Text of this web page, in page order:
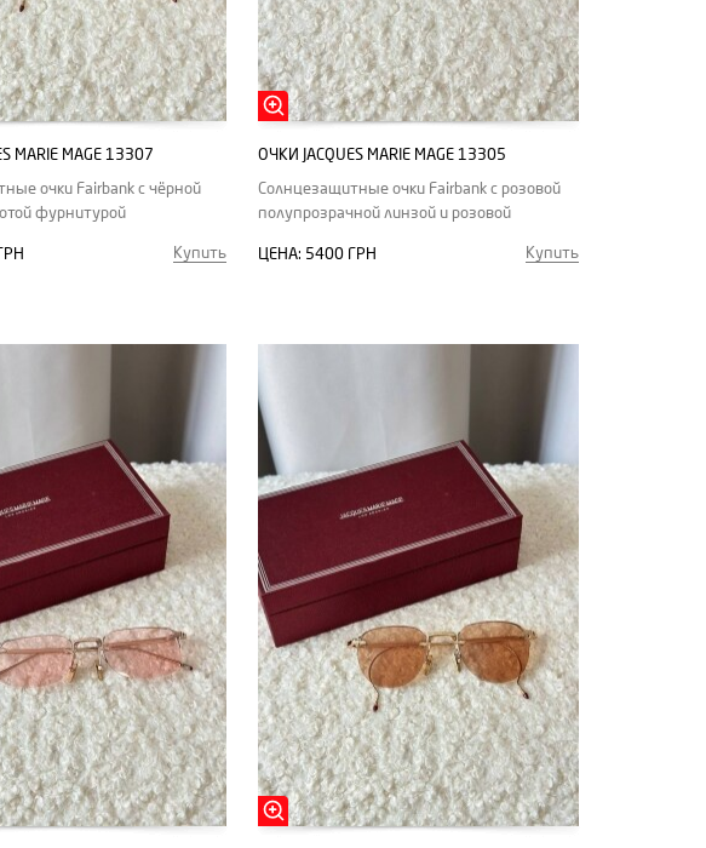
MARIE MAGE 13307
очки Fairbank с чёрной
фурнитурой
Купить
ОЧКИ JACQUES MARIE MAGE 13305
Солнцезащитные очки Fairbank с розовой
полупрозрачной линзой и розовой
ЦЕНА: 5400 ГРН Купить